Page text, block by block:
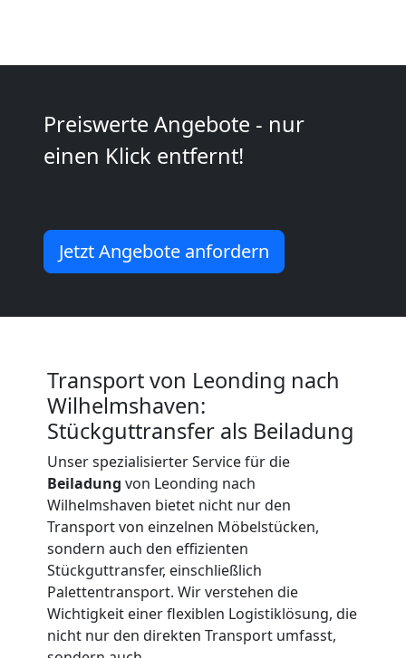
Preiswerte Angebote - nur
einen Klick entfernt!
Jetzt Angebote anfordern
Transport von Leonding nach
Wilhelmshaven:
Stückguttransfer als Beiladung
Unser spezialisierter Service für die
Beiladung von Leonding nach
Wilhelmshaven bietet nicht nur den
Transport von einzelnen Möbelstücken,
sondern auch den effizienten
Stückguttransfer, einschließlich
Palettentransport. Wir verstehen die
Wichtigkeit einer flexiblen Logistiklösung, die
nicht nur den direkten Transport umfasst,
Möbeltransport
International
National
Internationaler
Umzug
Nationaler
Umzug